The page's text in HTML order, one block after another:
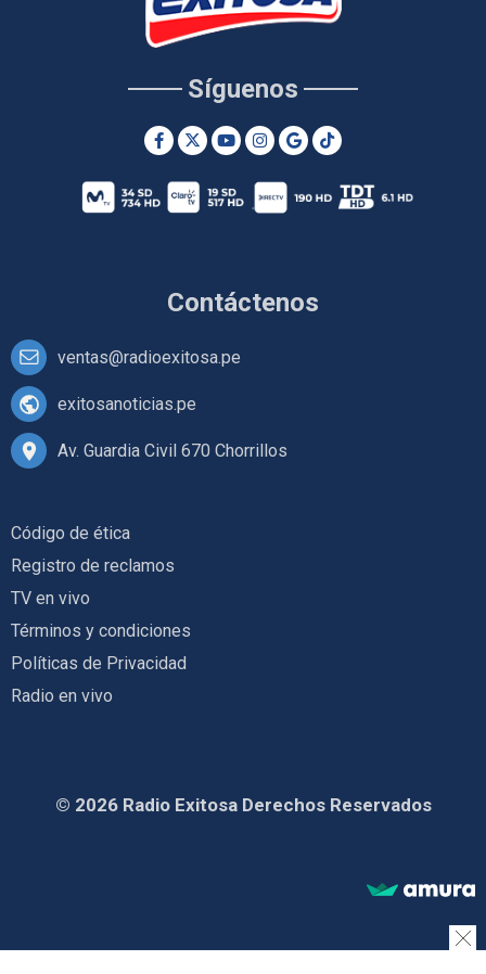
Contáctenos
ventas@radioexitosa.pe
exitosanoticias.pe
Av. Guardia Civil 670 Chorrillos
Síguenos
Código de ética
Registro de reclamos
TV en vivo
Términos y condiciones
Políticas de Privacidad
Radio en vivo
© 2026 Radio Exitosa Derechos Reservados